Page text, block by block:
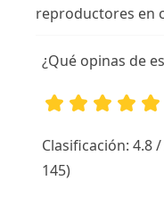
reproductores en
¿Qué opinas de
Clasificación: 4.8
145)